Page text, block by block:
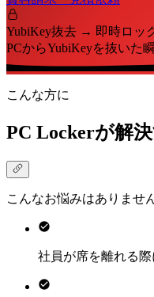
YubiKey抜去 → 即時ロッ
PCからYubiKeyを抜いた
こんな方に
PC Lockerが解
こんなお悩みはありませ
社員が席を離れる